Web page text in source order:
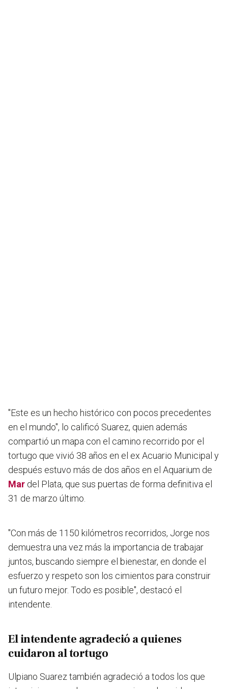
"Este es un hecho histórico con pocos precedentes
en el mundo", lo calificó Suarez, quien además
compartió un mapa con el camino recorrido por el
tortugo que vivió 38 años en el ex Acuario Municipal y
después estuvo más de dos años en el Aquarium de
Mar del Plata, que sus puertas de forma definitiva el
31 de marzo último.
"Con más de 1150 kilómetros recorridos, Jorge nos
demuestra una vez más la importancia de trabajar
juntos, buscando siempre el bienestar, en donde el
esfuerzo y respeto son los cimientos para construir
un futuro mejor. Todo es posible", destacó el
intendente.
El intendente agradeció a quienes
cuidaron al tortugo
Ulpiano Suarez también agradeció a todos los que